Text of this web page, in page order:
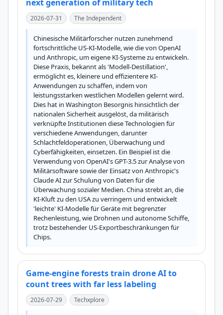
next generation of military tech
2026-07-31 The Independent
Chinesische Militärforscher nutzen zunehmend
fortschrittliche US-KI-Modelle, wie die von OpenAI
und Anthropic, um eigene KI-Systeme zu entwickeln.
Diese Praxis, bekannt als 'Modell-Destillation',
ermöglicht es, kleinere und effizientere KI-
Anwendungen zu schaffen, indem von
leistungsstarken westlichen Modellen gelernt wird.
Dies hat in Washington Besorgnis hinsichtlich der
nationalen Sicherheit ausgelöst, da militärisch
verknüpfte Institutionen diese Technologien für
verschiedene Anwendungen, darunter
Schlachtfeldoperationen, Überwachung und
Cyberfähigkeiten, einsetzen. Ein Beispiel ist die
Verwendung von OpenAI's GPT-3.5 zur Analyse von
Militärsoftware sowie der Einsatz von Anthropic's
Claude AI zur Schulung von Daten für die
Überwachung sozialer Medien. China strebt an, die
KI-Kluft zu den USA zu verringern und entwickelt
'leichte' KI-Modelle für Geräte mit begrenzter
Rechenleistung, wie Drohnen und autonome Schiffe,
trotz bestehender US-Exportbeschränkungen für
Chips.
Game-engine forests train drone AI to
count trees with far less labeling
2026-07-29 Techxplore